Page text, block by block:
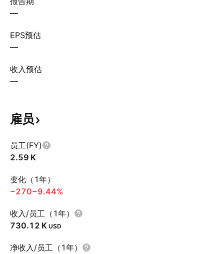
—
EPS预估
—
收入预估
—
雇员
员工(FY)
‪2.59 K‬
变化（1年）
−270−9.44%
收入/员工（1年）
‪730.12 K‬ USD
净收入/员工（1年）